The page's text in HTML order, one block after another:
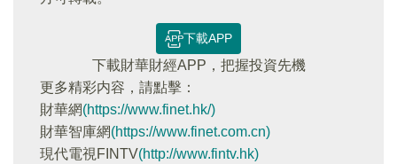
下載APP
下載財華財經APP，把握投資先機
更多精彩内容，請點擊：
財華網(https://www.finet.hk/)
財華智庫網(https://www.finet.com.cn)
現代電視FINTV(http://www.fintv.hk)